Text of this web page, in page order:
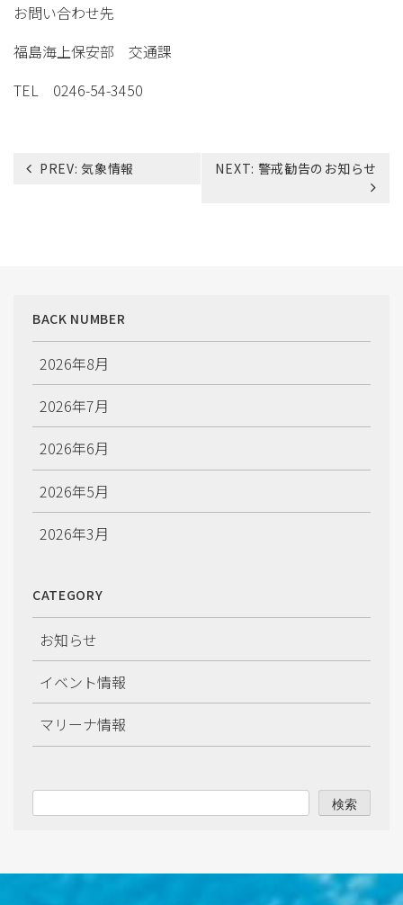
お問い合わせ先
福島海上保安部 交通課
TEL 0246-54-3450
投
PREV: 気象情報 NEXT: 警戒勧告のお知らせ
BACK NUMBER
2026年8月
2026年7月
2026年6月
2026年5月
2026年3月
2026年1月
2025年12月
2025年11月
2025年10月
2025年9月
2025年7月
CATEGORY
お知らせ
イベント情報
マリーナ情報
検索